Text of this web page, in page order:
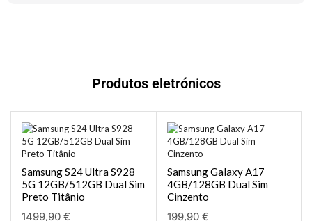
Produtos eletrónicos
Samsung S24 Ultra S928
5G 12GB/512GB Dual Sim
Preto Titânio
1499,90 €
Samsung Galaxy A17
4GB/128GB Dual Sim
Cinzento
199,90 €